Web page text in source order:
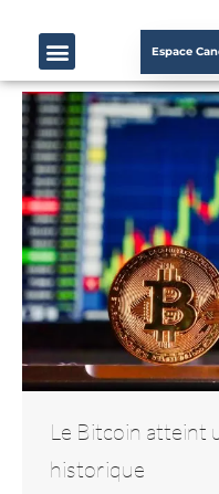
Espace
Le Bitcoin atteint
historique